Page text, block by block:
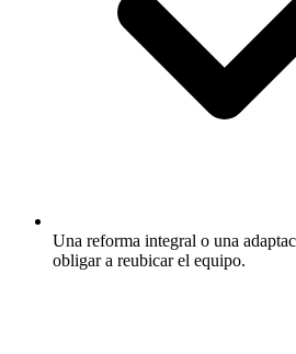
Una reforma integral o una
obligar a reubicar el equipo.